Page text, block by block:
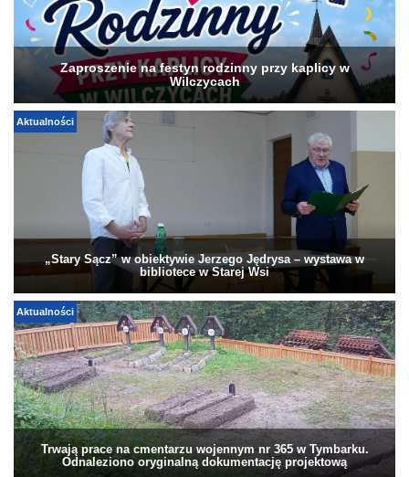
Zaproszenie na festyn rodzinny przy kaplicy w
Wilczycach
Aktualności
„Stary Sącz” w obiektywie Jerzego Jędrysa – wystawa w
bibliotece w Starej Wsi
Aktualności
Trwają prace na cmentarzu wojennym nr 365 w Tymbarku.
Odnaleziono oryginalną dokumentację projektową